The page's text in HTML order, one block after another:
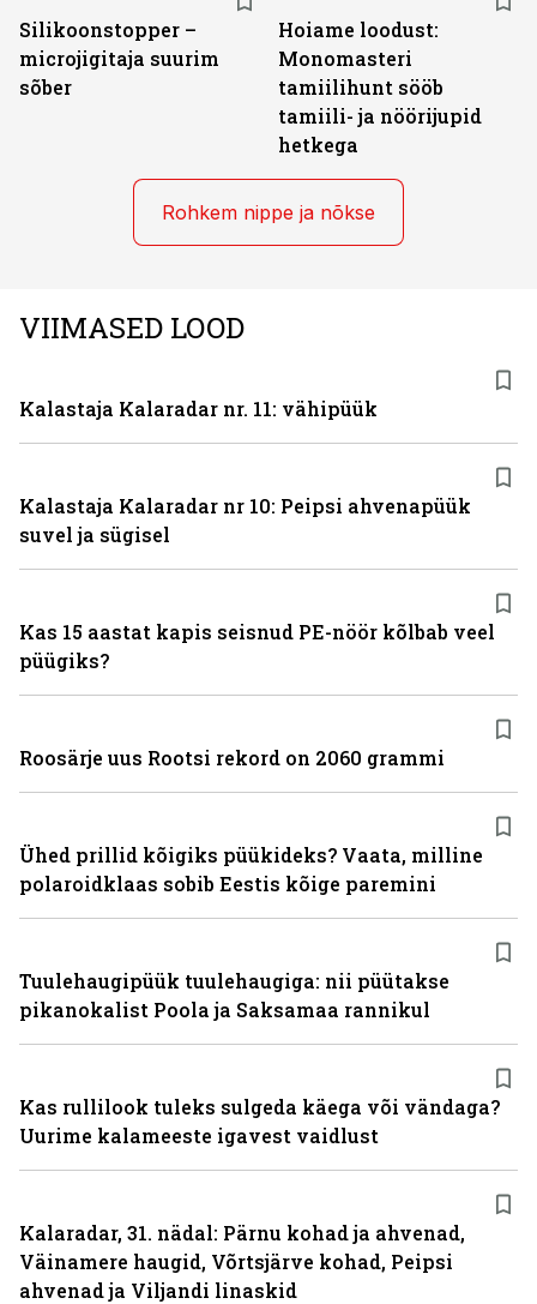
Silikoonstopper –
microjigitaja suurim
sõber
Hoiame loodust:
Monomasteri
tamiilihunt sööb
tamiili- ja nöörijupid
hetkega
Rohkem nippe ja nõkse
VIIMASED LOOD
Kalastaja Kalaradar nr. 11: vähipüük
Kalastaja Kalaradar nr 10: Peipsi ahvenapüük
suvel ja sügisel
Kas 15 aastat kapis seisnud PE-nöör kõlbab veel
püügiks?
Roosärje uus Rootsi rekord on 2060 grammi
Ühed prillid kõigiks püükideks? Vaata, milline
polaroidklaas sobib Eestis kõige paremini
Tuulehaugipüük tuulehaugiga: nii püütakse
pikanokalist Poola ja Saksamaa rannikul
Kas rullilook tuleks sulgeda käega või vändaga?
Uurime kalameeste igavest vaidlust
Kalaradar, 31. nädal: Pärnu kohad ja ahvenad,
Väinamere haugid, Võrtsjärve kohad, Peipsi
ahvenad ja Viljandi linaskid